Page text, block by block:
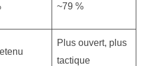
~79 %
Plus ouvert, plus
tactique